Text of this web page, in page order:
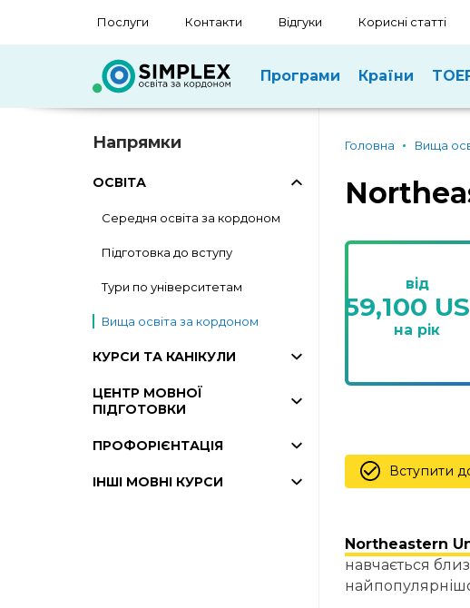
Послуги Контакти Відгуки Корисні статті
Програми Країни
Напрямки
ОСВІТА
Середня освіта за кордоном
Підготовка до вступу
Тури по університетам
Вища освіта за кордоном
КУРСИ ТА КАНІКУЛИ
ЦЕНТР МОВНОЇ
ПІДГОТОВКИ
ПРОФОРІЄНТАЦІЯ
ІНШІ МОВНІ КУРСИ
Головна Вища
від
59,100
на рік
Вступити
Northeastern
навчається